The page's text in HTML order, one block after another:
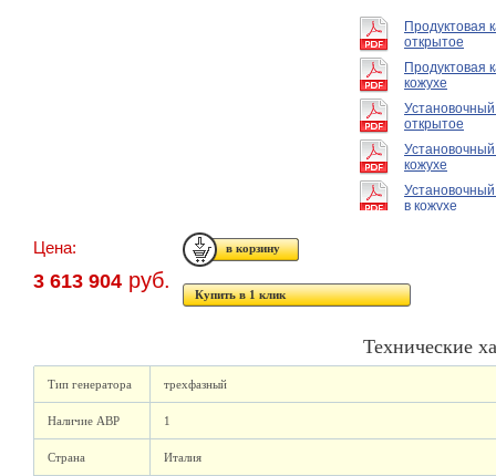
Продуктовая
открытое
Продуктовая
кожухе
открытое
кожухе
в кожухе
Цена:
3 613 904 руб.
Купить в 1 клик
Технические
Тип генератора трехфазный
Наличие АВР 1
Страна Италия